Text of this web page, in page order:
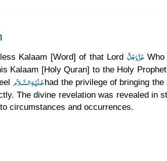
Kalaam [Word] of that Lord عَزَّوَجَلَّWho
Kalaam [Holy Quran] to the Holy Prophet
had the privilege of bringing
The divine revelation was revealed in
circumstances and occurrences.